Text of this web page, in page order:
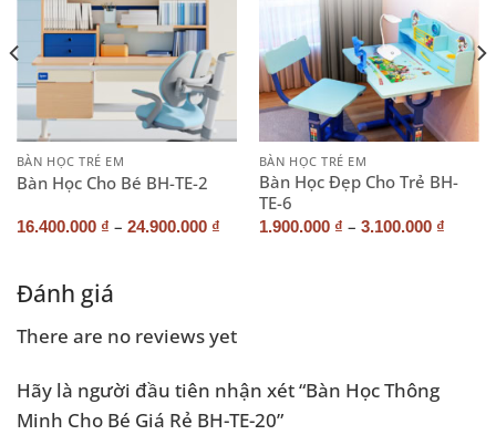
BÀN HỌC TRẺ EM
Bàn Học Cho Bé BH-TE-2
16.400.000 ₫ – 24.900.000 ₫
BÀN HỌC TRẺ EM
Bàn Học Đẹp Cho Trẻ BH-
TE-6
1.900.000 ₫ – 3.100.000 ₫
Đánh giá
There are no reviews yet
Hãy là người đầu tiên nhận xét “Bàn Học Thông
Minh Cho Bé Giá Rẻ BH-TE-20”